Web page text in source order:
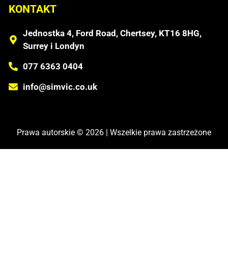
KONTAKT
Jednostka 4, Ford Road, Chertsey, KT16 8HG,
Surrey i Londyn
077 6363 0404
info@simvic.co.uk
Prawa autorskie © 2026 | Wszelkie prawa zastrzeżone